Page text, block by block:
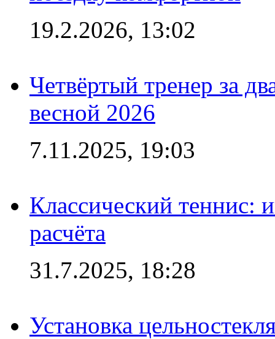
19.2.2026, 13:02
Четвёртый тренер за
весной 2026
7.11.2025, 19:03
Классический теннис:
расчёта
31.7.2025, 18:28
Установка